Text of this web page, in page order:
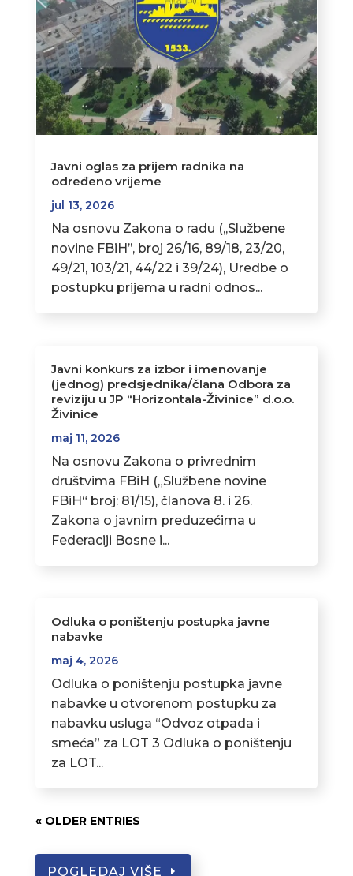
Javni oglas za prijem radnika na
određeno vrijeme
jul 13, 2026
Na osnovu Zakona o radu (,,Službene
novine FBiH’’, broj 26/16, 89/18, 23/20,
49/21, 103/21, 44/22 i 39/24), Uredbe o
postupku prijema u radni odnos...
Javni konkurs za izbor i imenovanje
(jednog) predsjednika/člana Odbora za
reviziju u JP “Horizontala-Živinice” d.o.o.
Živinice
maj 11, 2026
Na osnovu Zakona o privrednim
društvima FBiH („Službene novine
FBiH“ broj: 81/15), članova 8. i 26.
Zakona o javnim preduzećima u
Federaciji Bosne i...
Odluka o poništenju postupka javne
nabavke
maj 4, 2026
Odluka o poništenju postupka javne
nabavke u otvorenom postupku za
nabavku usluga “Odvoz otpada i
smeća” za LOT 3 Odluka o poništenju
za LOT...
« OLDER ENTRIES
POGLEDAJ VIŠE